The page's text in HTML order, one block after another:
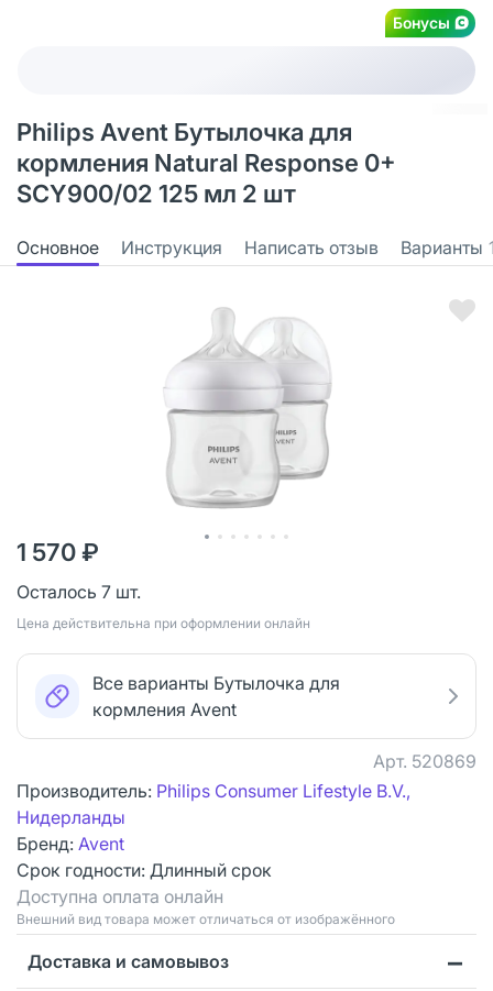
Бонусы
Philips Avent Бутылочка для
кормления Natural Response 0+
SCY900/02 125 мл 2 шт
Основное Инструкция Написать отзыв Варианты
1 570 ₽
Осталось 7 шт.
Цена действительна при оформлении онлайн
Все варианты Бутылочка для
кормления Avent
Арт. 520869
Производитель: Philips Consumer Lifestyle B.V.,
Нидерланды
Бренд: Avent
Срок годности: Длинный срок
Доступна оплата онлайн
Bнешний вид товара может отличаться от изображённого
Доставка и самовывоз